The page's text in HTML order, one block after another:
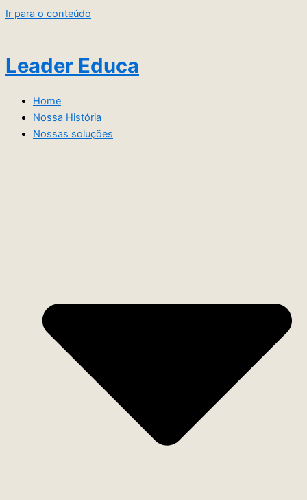
Ir para o conteúdo
Leader Educa
Home
Nossa História
Nossas soluções